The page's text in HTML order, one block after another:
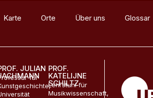
Karte Orte Über uns Glossar
JULIAN
für
PROF.
KATELIJNE
SCHILTZ
Lehrstuhl für
Musikwissenschaft,